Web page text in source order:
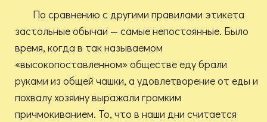
По сравнению с другими правилами этикета
застольные обычаи — самые непостоянные. Было
время, когда в так называемом
«высокопоставленном» обществе еду брали
руками из общей чашки, а удовлетворение от еды и
похвалу хозяину выражали громким
причмокиванием. То, что в наши дни считается